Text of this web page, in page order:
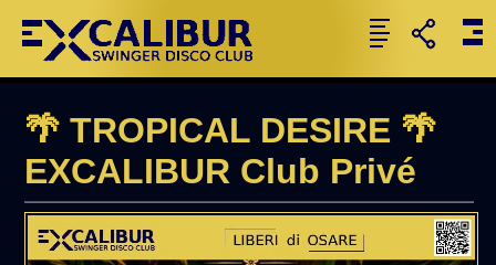
🌴 TROPICAL DESIRE 🌴
EXCALIBUR Club Privé